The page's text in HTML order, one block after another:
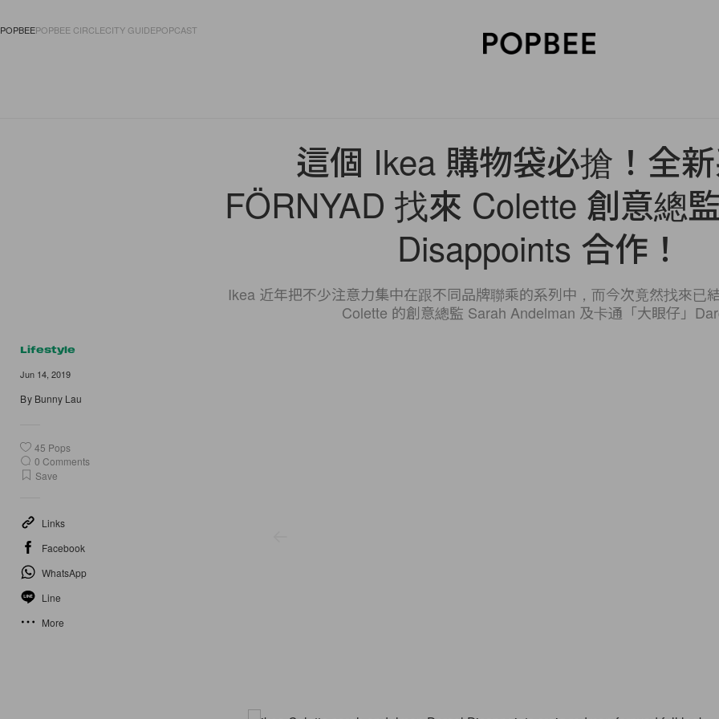
POPBEEPOPBEE CIRCLECITY GUIDEPOPCAST
這個 Ikea 購物袋必搶！全
FÖRNYAD 找來 Colette 創意總
Disappoints 合作！
Ikea 近年把不少注意力集中在跟不同品牌聯乘的系列中，而今次竟然找來已
Colette 的創意總監 Sarah Andelman 及卡通「大眼仔」
Lifestyle
Jun 14, 2019
By Bunny Lau
45 Pops
0 Comments
Save
Links
Facebook
WhatsApp
Line
More